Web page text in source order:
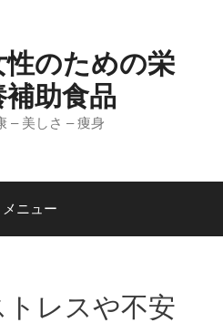
性のための栄
補助食品
– 美しさ – 痩身
メニュー
トレスや不安